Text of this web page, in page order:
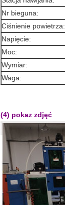
Nr bieguna:
Ciśnienie powietrza:
Napięcie:
Moc:
Wymiar:
Waga:
(4) pokaz zdjęć